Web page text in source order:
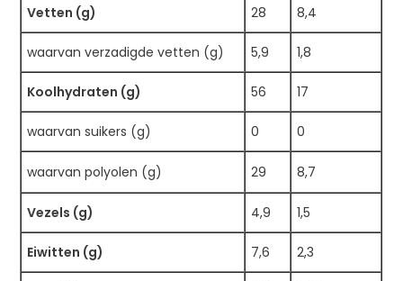
Vetten (g) 28 8,4
waarvan verzadigde vetten (g) 5,9 1,8
Koolhydraten (g) 56 17
waarvan suikers (g) 0 0
waarvan polyolen (g) 29 8,7
Vezels (g) 4,9 1,5
Eiwitten (g) 7,6 2,3